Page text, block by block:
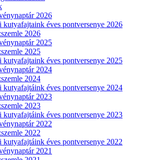
2026
kutyafajtaink éves pontversenye 2026
2026
2025
2025
kutyafajtaink éves pontversenye 2025
2024
2024
kutyafajtáink éves pontversenye 2024
2023
2023
kutyafajtáink éves pontversenye 2023
2022
2022
kutyafajtáink éves pontversenye 2022
2021